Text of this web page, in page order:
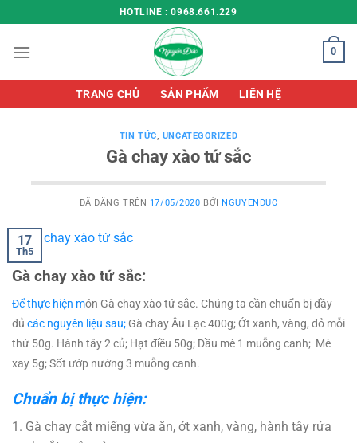
đến
nội
HOTLINE : 0968.661.229
0
TRANG CHỦ SẢN PHẨM LIÊN HỆ
TIN TỨC, UNCATEGORIZED
Gà chay xào tứ sắc
ĐÃ ĐĂNG TRÊN 17/05/2020 BỞI NGUYENDUC
17
Th5
Gà chay xào tứ sắc:
Để thực hiện món Gà chay xào tứ sắc. Chúng ta cần chuẩn bị đầy
đủ các nguyên liệu sau; Gà chay Âu Lạc 400g; Ớt xanh, vàng, đỏ mỗi
thứ 50g. Hành tây 2 củ; Hạt điều 50g; Dầu mè 1 muỗng canh; Mè
xay 5g; Sốt ướp nướng 3 muỗng canh.
Chuẩn bị thực hiện:
1. Gà chay cắt miếng vừa ăn, ớt xanh, vàng, hành tây rửa